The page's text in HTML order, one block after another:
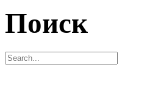
Поиск